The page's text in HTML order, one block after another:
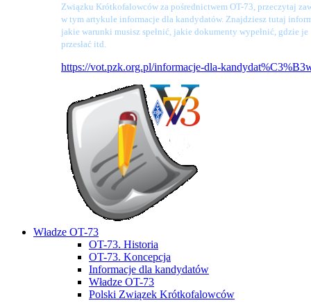
Związku Krótkofalowców za pośrednictwem OT-73, przeczytaj
w tym artykule informacje dla kandydatów. Znajdziesz tutaj
jakie warunki musisz spełnić, jakie dokumenty wypełnić, gdzie je
przesłać itd.
https://vot.pzk.org.pl/informacje-dla-
Władze OT-73
OT-73. Historia
OT-73. Koncepcja
Informacje dla kandydatów
Władze OT-73
Polski Związek Krótkofalowców